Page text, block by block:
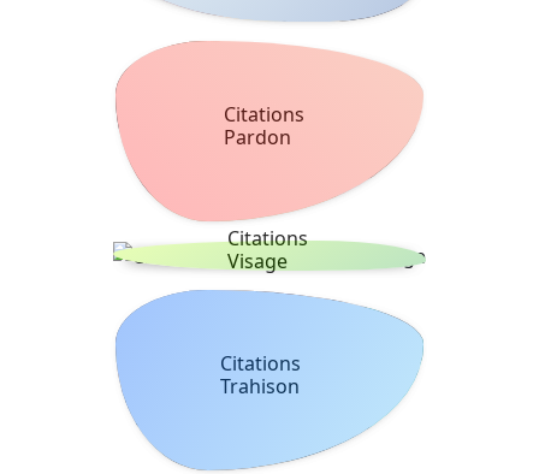
Citations
Pardon
Citations
Visage
Citations
Trahison